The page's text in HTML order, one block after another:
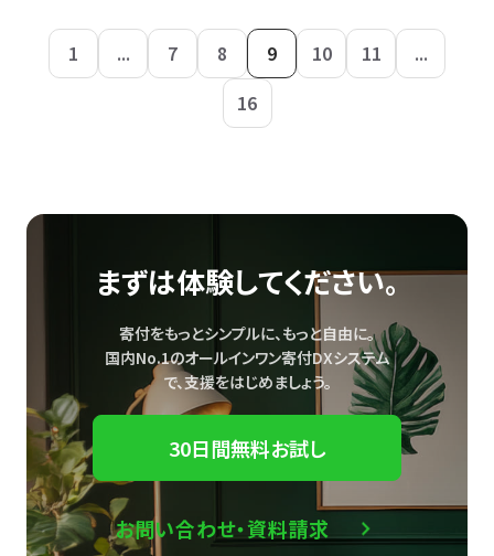
1 ... 7 8 9 10 11
...
16
まずは体験してください。
寄付をもっとシンプルに、もっと自由に。
国内No.1のオールインワン寄付DXシステム
で、支援をはじめましょう。
30日間無料お試し
お問い合わせ・資料請求